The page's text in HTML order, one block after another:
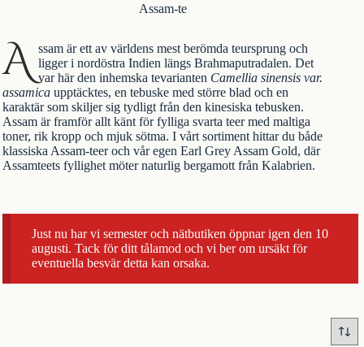
Assam-te
A ssam är ett av världens mest berömda teursprung och
ligger i nordöstra Indien längs Brahmaputradalen. Det
var här den inhemska tevarianten Camellia sinensis var.
assamica upptäcktes, en tebuske med större blad och en
karaktär som skiljer sig tydligt från den kinesiska tebusken.
Assam är framför allt känt för fylliga svarta teermed maltiga
toner, rik kropp och mjuk sötma. I vårt sortiment hittar du både
klassiska Assam-teer och vår egen Earl Grey Assam Gold, där
Assamteets fyllighet möter naturlig bergamott från Kalabrien.
Just nu har vi semester och nätbutiken öppnar igen den 10
augusti. Tack för ditt tålamod och vi ber om ursäkt för
eventuella besvär detta kan orsaka.